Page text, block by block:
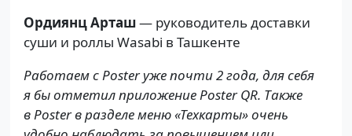
Ордиянц Арташ— руководитель доставки
суши и роллы Wasabi в Ташкенте
Работаем с Poster уже почти 2 года, для себя
я бы отметил приложение Poster QR. Также
в Poster в разделе меню «Техкарты» очень